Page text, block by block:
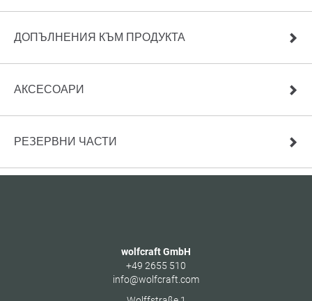
ДОПЪЛНЕНИЯ КЪМ ПРОДУКТА
АКСЕСОАРИ
РЕЗЕРВНИ ЧАСТИ
wolfcraft GmbH
+49 2655 510
info@wolfcraft.com